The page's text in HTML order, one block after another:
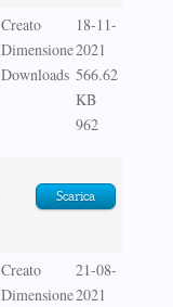
Creato
Dimensione
Downloads
18-11-
2021
566.62
KB
962
Scarica
Creato
Dimensione
21-08-
2021